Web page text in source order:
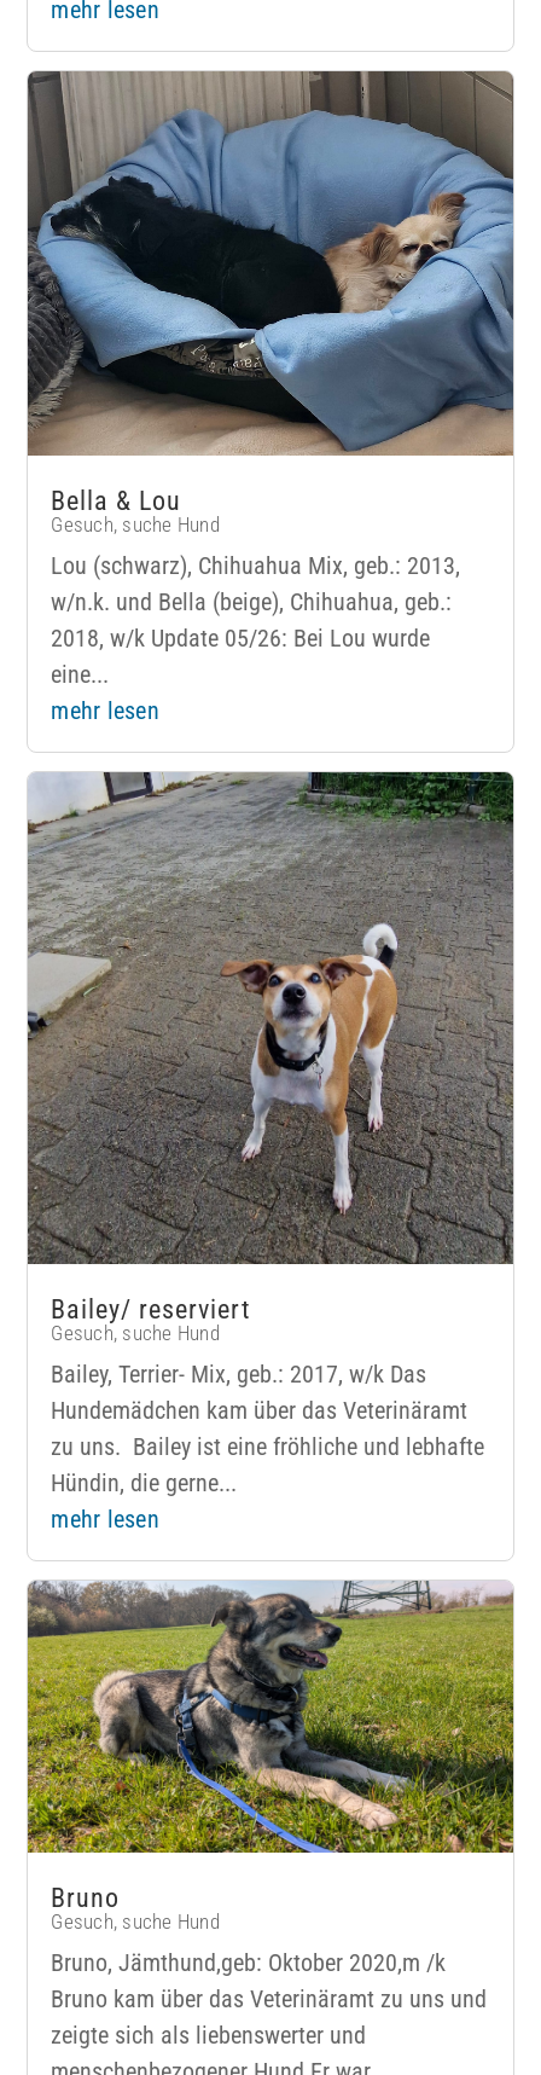
mehr lesen
Bella & Lou
Gesuch, suche Hund
Lou (schwarz), Chihuahua Mix, geb.: 2013,
w/n.k. und Bella (beige), Chihuahua, geb.:
2018, w/k Update 05/26: Bei Lou wurde
eine...
mehr lesen
Bailey/ reserviert
Gesuch, suche Hund
Bailey, Terrier- Mix, geb.: 2017, w/k Das
Hundemädchen kam über das Veterinäramt
zu uns. Bailey ist eine fröhliche und lebhafte
Hündin, die gerne...
mehr lesen
Bruno
Gesuch, suche Hund
Bruno, Jämthund,geb: Oktober 2020,m /k
Bruno kam über das Veterinäramt zu uns und
zeigte sich als liebenswerter und